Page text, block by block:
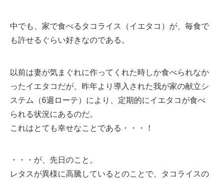
中でも、家で食べるタコライス（イエタコ）が、毎食で
も許せるぐらい好きなのである。
以前は妻が気まぐれに作ってくれた時しか食べられなか
ったイエタコだが、昨年より導入された我が家の献立シ
ステム（6週ローテ）により、定期的にイエタコが食べ
られる状況にあるのだ。
これはとても幸せなことである・・・！
・・・が、先日のこと。
レタスが異様に高騰しているとのことで、タコライスの